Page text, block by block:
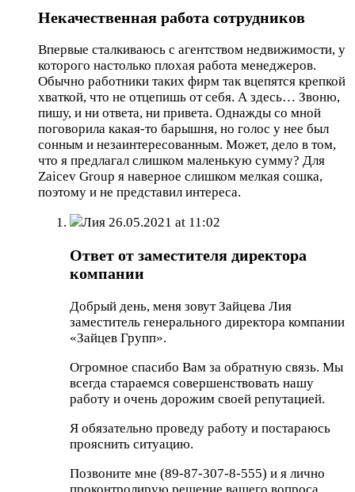
Некачественная работа сотрудников
Впервые сталкиваюсь с агентством недвижимости, у
которого настолько плохая работа менеджеров.
Обычно работники таких фирм так вцепятся крепкой
хваткой, что не отцепишь от себя. А здесь… Звоню,
пишу, и ни ответа, ни привета. Однажды со мной
поговорила какая-то барышня, но голос у нее был
сонным и незаинтересованным. Может, дело в том,
что я предлагал слишком маленькую сумму? Для
Zaicev Group я наверное слишком мелкая сошка,
поэтому и не представил интереса.
Лия 26.05.2021 at 11:02
Ответ от заместителя директора
компании
Добрый день, меня зовут Зайцева Лия
заместитель генерального директора компании
«Зайцев Групп».
Огромное спасибо Вам за обратную связь. Мы
всегда стараемся совершенствовать нашу
работу и очень дорожим своей репутацией.
Я обязательно проведу работу и постараюсь
прояснить ситуацию.
Позвоните мне (89-87-307-8-555) и я лично